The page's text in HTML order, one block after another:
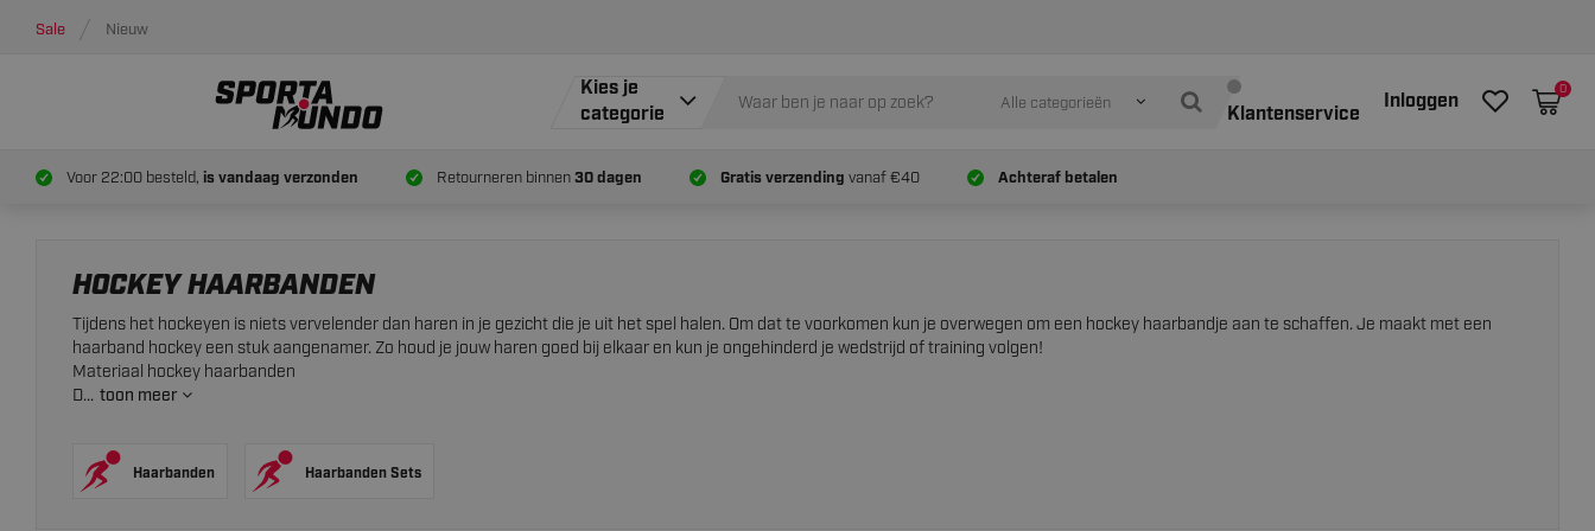
Sale Nieuw
Kies je
categorie
Alle categorieën Klantenservice
Inloggen
0
Voor 22:00 besteld, is vandaag verzonden Retourneren binnen30 dagen Gratis verzending vanaf €40 Achteraf betalen
HOCKEY HAARBANDEN
Tijdens het hockeyen is niets vervelender dan haren in je gezicht die je uit het spel halen. Om dat te voorkomen kun je overwegen om een hockey haarbandje aan te schaffen. Je maakt met een
haarband hockey een stuk aangenamer. Zo houd je jouw haren goed bij elkaar en kun je ongehinderd je wedstrijd of training volgen!
Materiaal hockey haarbanden
D... toon meer
Haarbanden Haarbanden Sets